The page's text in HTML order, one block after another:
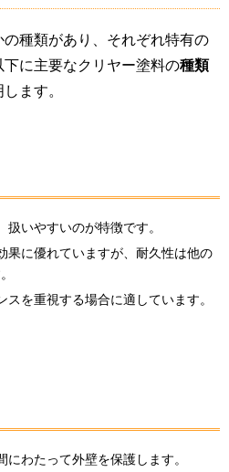
種類があり、それぞれ特有の
に主要なクリヤー塗料の種類
ます。
いやすいのが特徴です。
果に優れていますが、耐久性は他の
スを重視する場合に適しています。
にわたって外壁を保護します。